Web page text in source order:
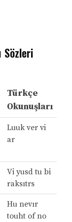
Türkçe
Okunuşları
Luuk ver vi
ar
Vi yusd tu bi
raksıtrs
Hu nevır
touht of no